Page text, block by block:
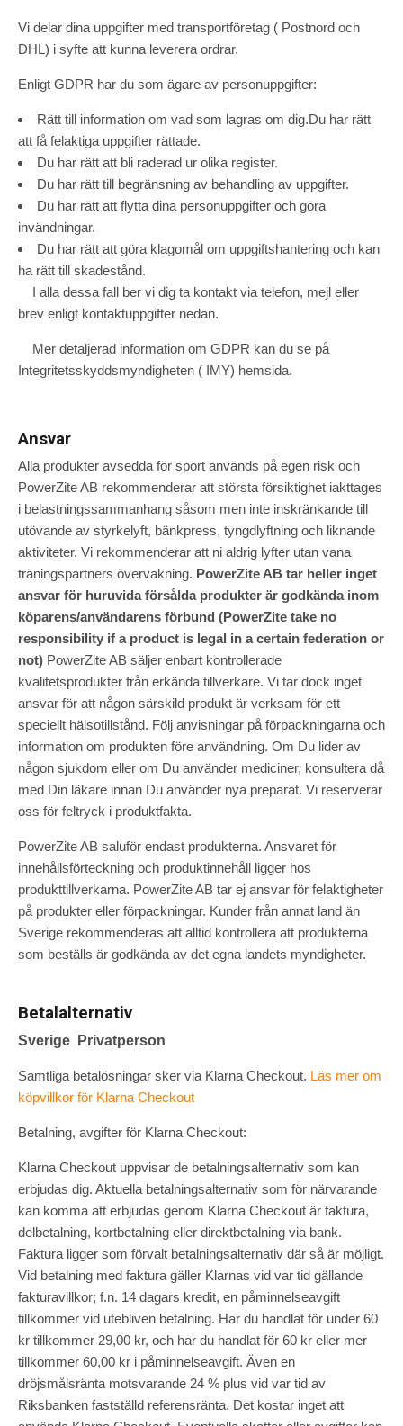
Vi delar dina uppgifter med transportföretag ( Postnord och
DHL) i syfte att kunna leverera ordrar.
Enligt GDPR har du som ägare av personuppgifter:
Rätt till information om vad som lagras om dig.Du har rätt
att få felaktiga uppgifter rättade.
Du har rätt att bli raderad ur olika register.
Du har rätt till begränsning av behandling av uppgifter.
Du har rätt att flytta dina personuppgifter och göra
invändningar.
Du har rätt att göra klagomål om uppgiftshantering och kan
ha rätt till skadestånd.
I alla dessa fall ber vi dig ta kontakt via telefon, mejl eller
brev enligt kontaktuppgifter nedan.
Mer detaljerad information om GDPR kan du se på
Integritetsskyddsmyndigheten ( IMY) hemsida.
Ansvar
Alla produkter avsedda för sport används på egen risk och
PowerZite AB rekommenderar att största försiktighet iakttages
i belastningssammanhang såsom men inte inskränkande till
utövande av styrkelyft, bänkpress, tyngdlyftning och liknande
aktiviteter. Vi rekommenderar att ni aldrig lyfter utan vana
träningspartners övervakning. PowerZite AB tar heller inget
ansvar för huruvida försålda produkter är godkända inom
köparens/användarens förbund (PowerZite take no
responsibility if a product is legal in a certain federation or
not) PowerZite AB säljer enbart kontrollerade
kvalitetsprodukter från erkända tillverkare. Vi tar dock inget
ansvar för att någon särskild produkt är verksam för ett
speciellt hälsotillstånd. Följ anvisningar på förpackningarna och
information om produkten före användning. Om Du lider av
någon sjukdom eller om Du använder mediciner, konsultera då
med Din läkare innan Du använder nya preparat. Vi reserverar
oss för feltryck i produktfakta.
PowerZite AB saluför endast produkterna. Ansvaret för
innehållsförteckning och produktinnehåll ligger hos
produkttillverkarna. PowerZite AB tar ej ansvar för felaktigheter
på produkter eller förpackningar. Kunder från annat land än
Sverige rekommenderas att alltid kontrollera att produkterna
som beställs är godkända av det egna landets myndigheter.
Betalalternativ
Sverige Privatperson
Samtliga betalösningar sker via Klarna Checkout. Läs mer om
köpvillkor för Klarna Checkout
Betalning, avgifter för Klarna Checkout:
Klarna Checkout uppvisar de betalningsalternativ som kan
erbjudas dig. Aktuella betalningsalternativ som för närvarande
kan komma att erbjudas genom Klarna Checkout är faktura,
delbetalning, kortbetalning eller direktbetalning via bank.
Faktura ligger som förvalt betalningsalternativ där så är möjligt.
Vid betalning med faktura gäller Klarnas vid var tid gällande
fakturavillkor; f.n. 14 dagars kredit, en påminnelseavgift
tillkommer vid utebliven betalning. Har du handlat för under 60
kr tillkommer 29,00 kr, och har du handlat för 60 kr eller mer
tillkommer 60,00 kr i påminnelseavgift. Även en
dröjsmålsränta motsvarande 24 % plus vid var tid av
Riksbanken fastställd referensränta. Det kostar inget att